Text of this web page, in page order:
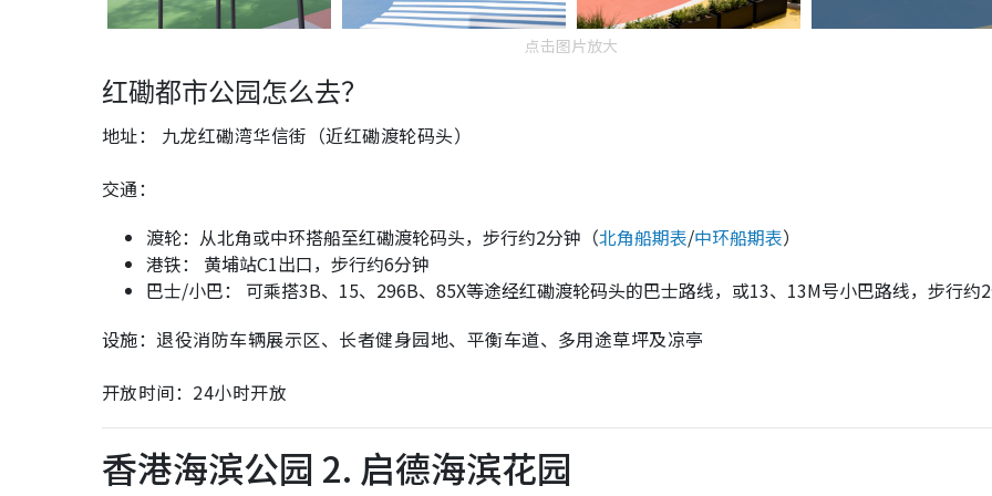
点击图片放大
红磡都市公园怎么去？
地址： 九龙红磡湾华信街（近红磡渡轮码头）
交通：
渡轮：从北角或中环搭船至红磡渡轮码头，步行约2分钟（北角船期表/中环船期表）
港铁： 黄埔站C1出口，步行约6分钟
巴士/小巴： 可乘搭3B、15、296B、85X等途经红磡渡轮码头的巴士路线，或13、13M号小巴路线，步行约
设施：退役消防车辆展示区、长者健身园地、平衡车道、多用途草坪及凉亭
开放时间：24小时开放
香港海滨公园 2. 启德海滨花园